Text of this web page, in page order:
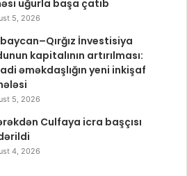
uğurla başa çatıb
5, 2026
İnvestisiya
kapitalının artırılması:
əməkdaşlığın yeni inkişaf
5, 2026
Culfaya icra başçısı
4, 2026